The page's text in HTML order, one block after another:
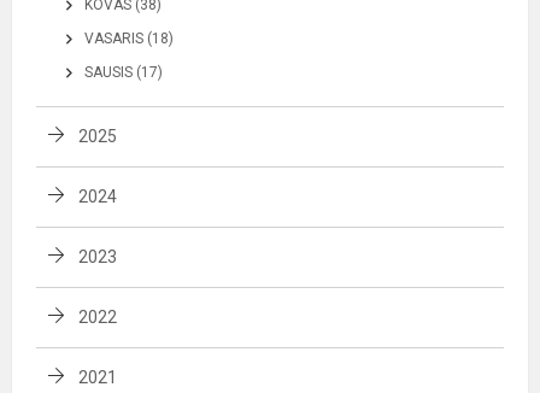
KOVAS (38)
VASARIS (18)
SAUSIS (17)
2025
2024
2023
2022
2021